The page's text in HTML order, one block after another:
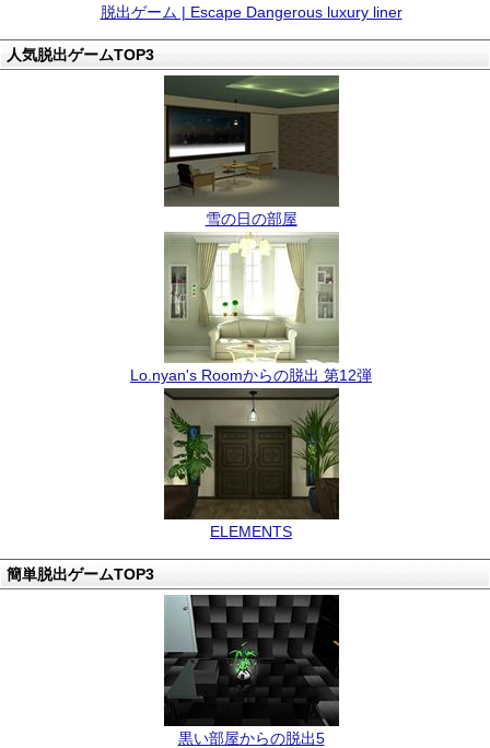
脱出ゲーム | Escape Dangerous luxury liner
人気脱出ゲームTOP3
雪の日の部屋
Lo.nyan's Roomからの脱出 第12弾
ELEMENTS
簡単脱出ゲームTOP3
黒い部屋からの脱出5